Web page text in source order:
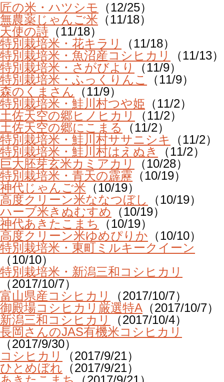
匠の米・ハツシモ （12/25）
無農薬じゃんご米 （11/18）
天使の詩 （11/18）
特別栽培米・花キラリ
（11/18）
特別栽培米・魚沼産コシヒカリ
（11/13）
特別栽培米・さがびより
（11/9）
特別栽培米・ふっくりんこ
（11/9）
森のくまさん
（11/9）
特別栽培米・鮭川村つや姫 （11/2）
土佐天空の郷ヒノヒカリ
（11/2）
土佐天空の郷にこまる
（11/2）
特別栽培米・鮭川村ササニシキ
（11/2）
特別栽培米・鮭川村はえぬき
（11/2）
巨大胚芽玄米カミアカリ
（10/28）
特別栽培米・青天の霹靂 （10/19）
神代じゃんご米 （10/19）
高度クリーン米ななつぼし
（10/19）
ハーブ米きぬむすめ （10/19）
神代あきたこまち
（10/19）
高度クリーン米ゆめぴりか （10/10）
特別栽培米・東町ミルキークイーン
（10/10）
特別栽培米・新潟三和コシヒカリ
（2017/10/7）
富山県産コシヒカリ
（2017/10/7）
御殿場コシヒカリ厳選特A （2017/10/7）
新潟三和コシヒカリ
（2017/10/4）
長岡さんのJAS有機米コシヒカリ
（2017/9/30）
コシヒカリ
（2017/9/21）
ひとめぼれ （2017/9/21）